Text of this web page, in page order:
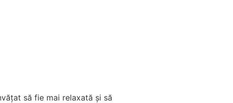
să fie mai relaxată și să